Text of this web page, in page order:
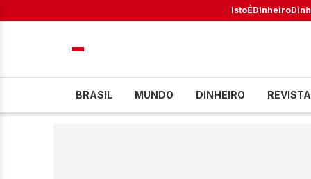
IstoÉDinheiro
BRASIL MUNDO DINHEIRO REVISTA